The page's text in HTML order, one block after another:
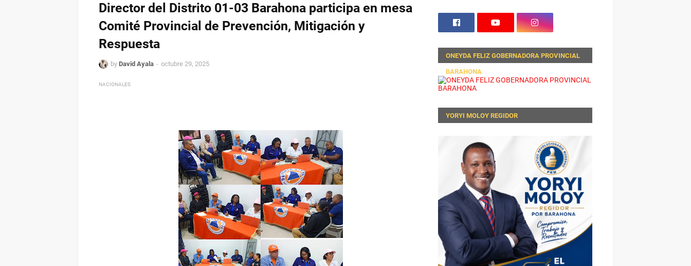
Director del Distrito 01-03 Barahona participa en mesa
Comité Provincial de Prevención, Mitigación y
Respuesta
by David Ayala octubre 29, 2025
NACIONALES
ONEYDA FELIZ GOBERNADORA PROVINCIAL
BARAHONA
YORYI MOLOY REGIDOR